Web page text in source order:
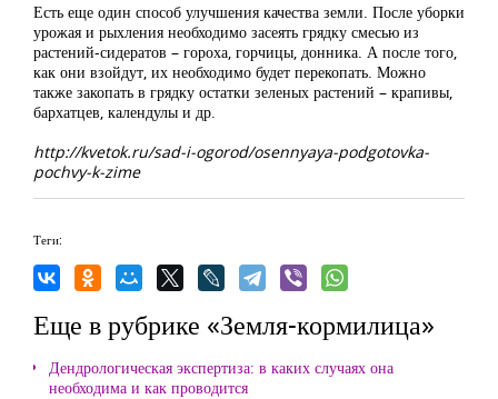
Есть еще один способ улучшения качества земли. После уборки
урожая и рыхления необходимо засеять грядку смесью из
растений-сидератов – гороха, горчицы, донника. А после того,
как они взойдут, их необходимо будет перекопать. Можно
также закопать в грядку остатки зеленых растений – крапивы,
бархатцев, календулы и др.
http://kvetok.ru/sad-i-ogorod/osennyaya-podgotovka-
pochvy-k-zime
Теги:
Еще в рубрике «Земля-кормилица»
Дендрологическая экспертиза: в каких случаях она
необходима и как проводится